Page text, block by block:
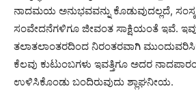
ನಾದಮಯ ಅನುಭವವನ್ನು ಕೊಡುವುದಲ್ಲದೆ,
ಸಂವೇದನೆಗಳಿಗೂ ಜೀವಂತ ಸಾಕ್ಷಿಯಂತೆ ಇವೆ.
ತಲಾತಲಾಂತರದಿಂದ ನಿರಂತರವಾಗಿ
ಕೆಲವು ಕುಟುಂಬಗಳು ಇವತ್ತಿಗೂ ಅದರ
ಉಳಿಸಿಕೊಂಡು ಬಂದಿರುವುದು ಶ್ಲಾಘನೀಯ.